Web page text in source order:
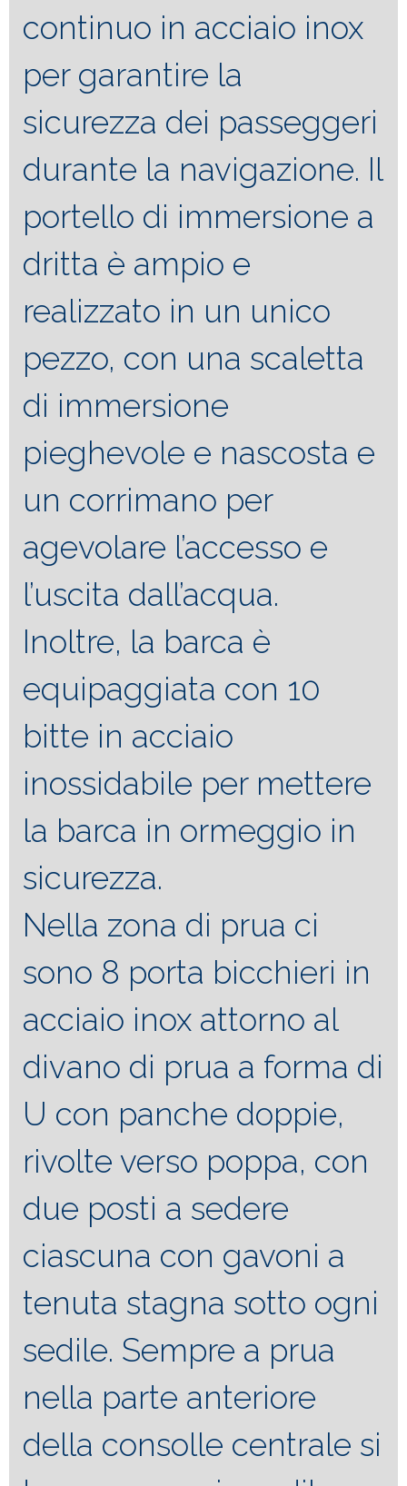
continuo in acciaio inox
per garantire la
sicurezza dei passeggeri
durante la navigazione. Il
portello di immersione a
dritta è ampio e
realizzato in un unico
pezzo, con una scaletta
di immersione
pieghevole e nascosta e
un corrimano per
agevolare l’accesso e
l’uscita dall’acqua.
Inoltre, la barca è
equipaggiata con 10
bitte in acciaio
inossidabile per mettere
la barca in ormeggio in
sicurezza.
Nella zona di prua ci
sono 8 porta bicchieri in
acciaio inox attorno al
divano di prua a forma di
U con panche doppie,
rivolte verso poppa, con
due posti a sedere
ciascuna con gavoni a
tenuta stagna sotto ogni
sedile. Sempre a prua
nella parte anteriore
della consolle centrale si